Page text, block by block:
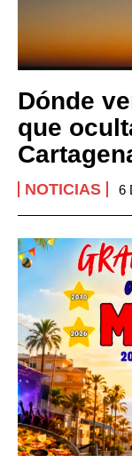
Dónde
que
NOTICIAS 6